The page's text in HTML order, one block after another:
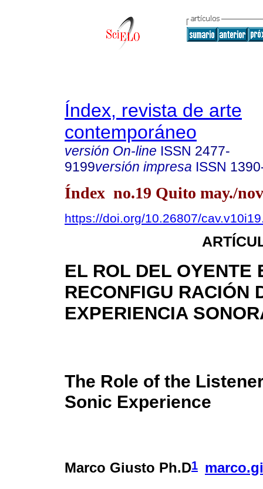
Índex, revista de arte
contemporáneo
versión On-line ISSN 2477-
9199versión impresa ISSN
Índex no.19 Quito may./
https://doi.org/10.26807/
EL ROL DEL OYENTE
RECONFIGU RACIÓN
EXPERIENCIA
The Role of the
Sonic Experience
Marco Giusto Ph.D1